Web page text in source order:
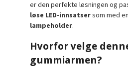
er den perfekte løsningen og
løse LED-innsatsersom med en
lampeholder.
Hvorfor velge
gummiarmen?